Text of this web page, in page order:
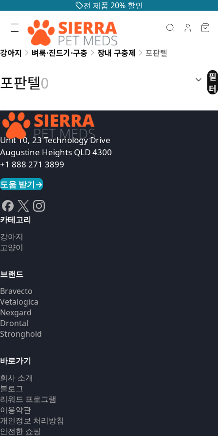
전 제품 20% 할인
강아지 벼룩·진드기·구충 장내 구충제 포판텔
포판텔0 (선
필
터
Unit 10, 23 Technology Drive
Augustine Heights QLD 4300
+1 888 271 3899
도움 받기→
카테고리
강아지
고양이
브랜드
Bravecto
Vetalogica
Nexgard
Drontal
Stronghold
바로가기
회사 소개
블로그
리워드 프로그램
이용약관
개인정보 처리방침
안전한 쇼핑